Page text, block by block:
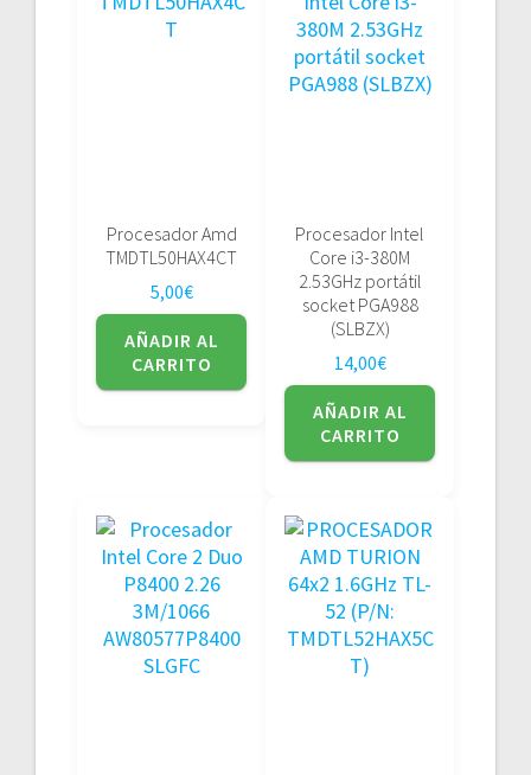
Procesador Amd
TMDTL50HAX4CT
5,00€
AÑADIR AL
CARRITO
Procesador Intel
Core i3-380M
2.53GHz portátil
socket PGA988
(SLBZX)
14,00€
AÑADIR AL
CARRITO